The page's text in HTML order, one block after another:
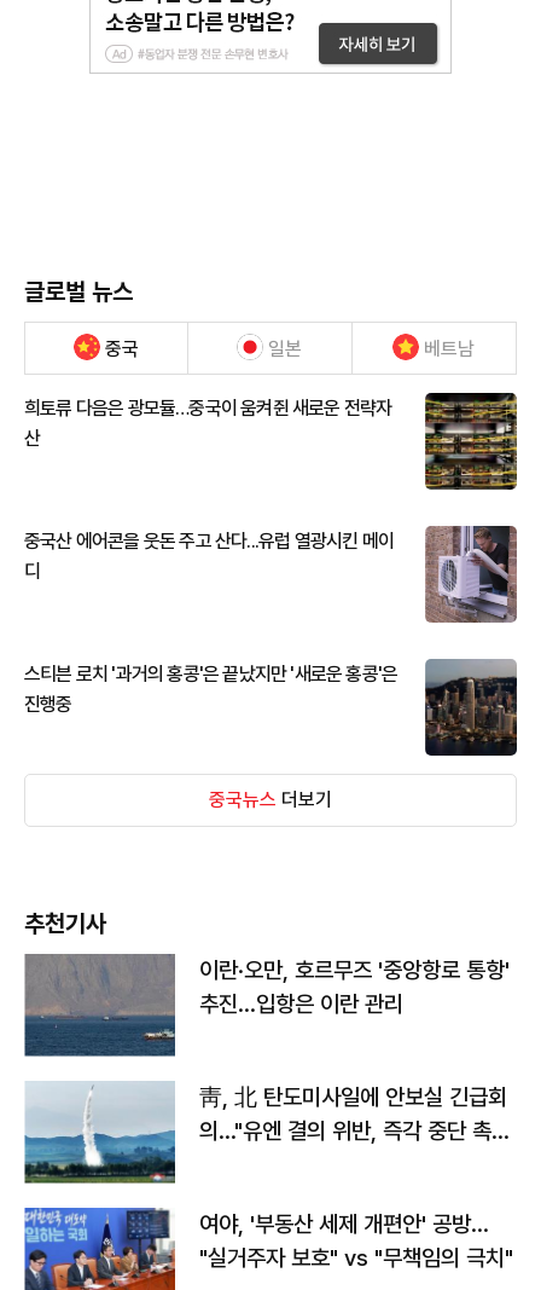
글로벌 뉴스
중국 일본 베트남
희토류 다음은 광모듈…중국이 움켜쥔 새로운 전략자
산
중국산 에어콘을 웃돈 주고 산다...유럽 열광시킨 메이
디
스티븐 로치 '과거의 홍콩'은 끝났지만 '새로운 홍콩'은
진행중
중국뉴스 더보기
추천기사
이란·오만, 호르무즈 '중앙항로 통항'
추진…입항은 이란 관리
靑, 北 탄도미사일에 안보실 긴급회
의…"유엔 결의 위반, 즉각 중단 촉
여야, '부동산 세제 개편안' 공방…
"실거주자 보호" vs "무책임의 극치"